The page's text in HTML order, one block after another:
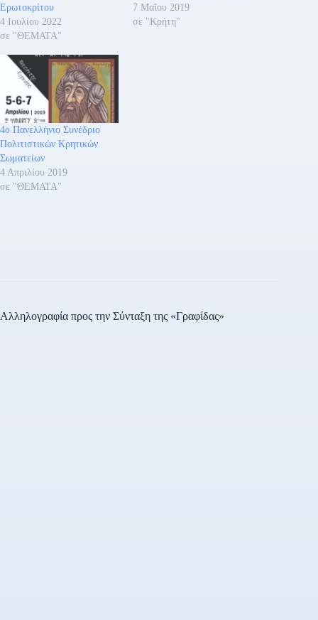
Ερωτοκρίτου
4 Ιουλίου 2022
σε "ΘΕΜΑΤΑ"
7 Μαΐου 2019
σε "Κρήτη"
4ο Πανελλήνιο Συνέδριο
Πολιτιστικών Κρητικών
Σωματείων
4 Απριλίου 2019
σε "ΘΕΜΑΤΑ"
Αλληλογραφία προς την Σύνταξη της «Γραφίδας»